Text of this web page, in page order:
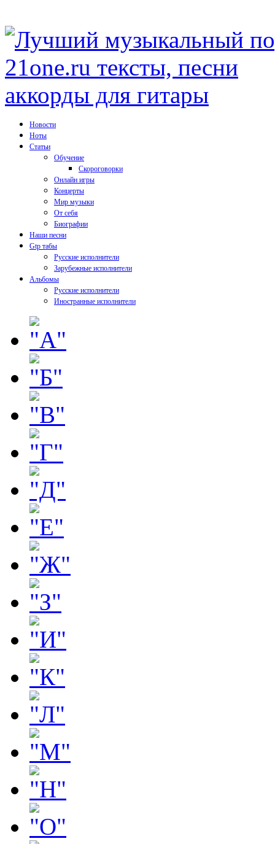
Новости
Ноты
Статьи
Обучение
Скороговорки
Онлайн игры
Концерты
Мир музыки
От себя
Биографии
Наши песни
Gtp табы
Русские исполнители
Зарубежные исполнители
Альбомы
Русские исполнители
Иностранные исполнители